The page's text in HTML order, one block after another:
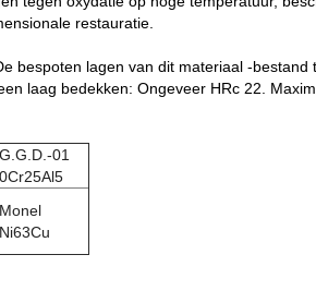
restauratie.
bespoten lagen van dit materiaal -
laag bedekken: Ongeveer HRc 22.
G.G.D.-01
0Cr25Al5
Monel
Ni63Cu